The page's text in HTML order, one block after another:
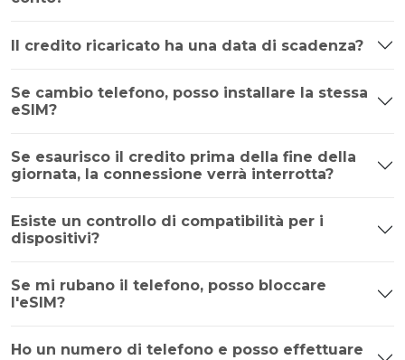
Il credito ricaricato ha una data di scadenza?
Se cambio telefono, posso installare la stessa
eSIM?
Se esaurisco il credito prima della fine della
giornata, la connessione verrà interrotta?
Esiste un controllo di compatibilità per i
dispositivi?
Se mi rubano il telefono, posso bloccare
l'eSIM?
Ho un numero di telefono e posso effettuare